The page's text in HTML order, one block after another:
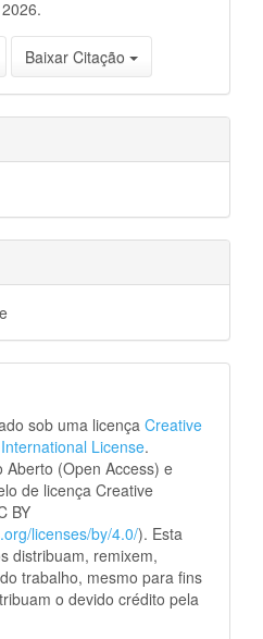
Baixar Citação
sob uma licença Creative
License.
Aberto (Open Access) e
de licença Creative
BY
licenses/by/4.0/). Esta
distribuam, remixem,
trabalho, mesmo para fins
o devido crédito pela